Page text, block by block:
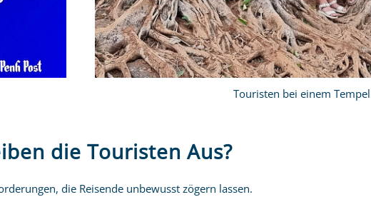
Touristen bei einem Tempel
die Touristen Aus?
die Reisende unbewusst zögern lassen.